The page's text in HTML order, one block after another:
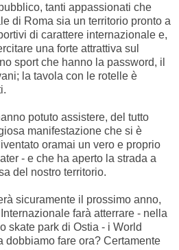
tanti appassionati che
di Roma sia un territorio pronto a
di carattere internazionale e,
una forte attrattiva sul
sport che hanno la password, il
la tavola con le rotelle è
potuto assistere, del tutto
manifestazione che si è
oramai un vero e proprio
- e che ha aperto la strada a
del nostro territorio.
sicuramente il prossimo anno,
farà atterrare - nella
skate park di Ostia - i World
dobbiamo fare ora? Certamente